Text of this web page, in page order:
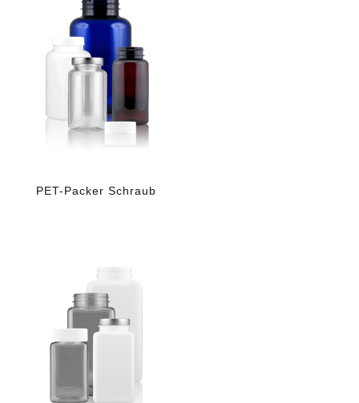
PET-Packer Schraub